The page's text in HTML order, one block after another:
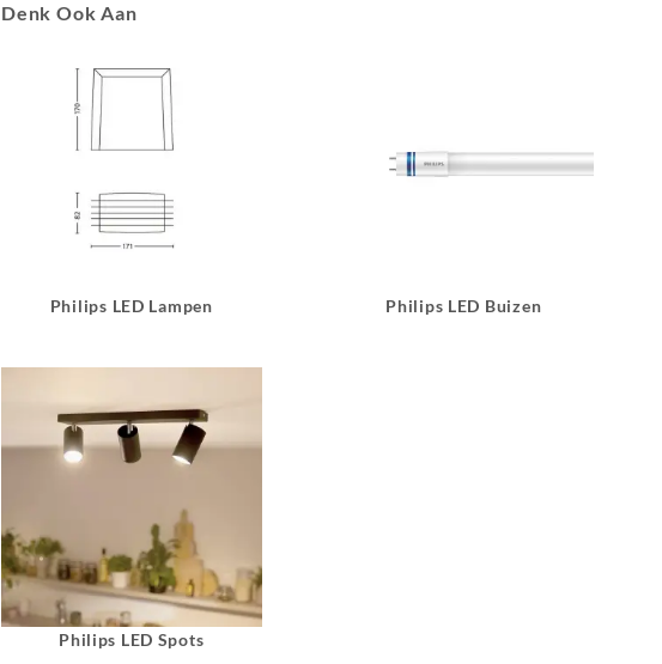
Denk Ook Aan
Philips LED Lampen Philips LED Buizen
Philips LED Spots